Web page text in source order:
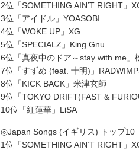
2位「SOMETHING AIN’T RIGHT」
3位「アイドル」YOASOBI
4位「WOKE UP」XG
5位「SPECIALZ」King Gnu
6位「真夜中のドア～stay with me」
7位「すずめ (feat. 十明)」
8位「KICK BACK」米津玄師
9位「TOKYO DRIFT(FAST &
10位「紅蓮華」LiSA
◎Japan Songs (イギリス) トップ10
1位「SOMETHING AIN’T RIGHT」